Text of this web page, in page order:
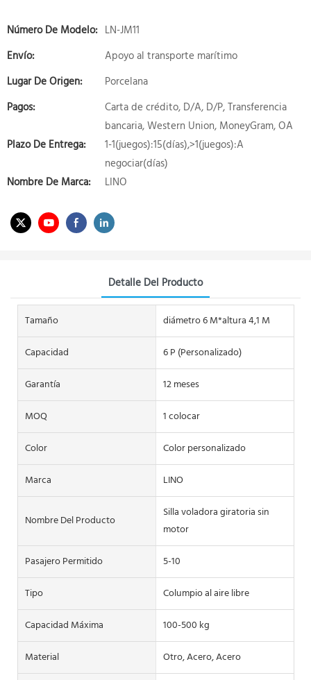
Número De Modelo: LN-JM11
Envío:
Apoyo al transporte marítimo
Lugar De Origen:
Porcelana
Pagos:
Carta de crédito, D/A, D/P, Transferencia
bancaria, Western Union, MoneyGram, OA
Plazo De Entrega:
1-1(juegos):15(días),>1(juegos):A
negociar(días)
Nombre De Marca:
LINO
Detalle Del Producto
Tamaño
diámetro 6 M*altura 4,1 M
Capacidad
6 P (Personalizado)
Garantía
12 meses
MOQ
1 colocar
Color
Color personalizado
Marca
LINO
Nombre Del Producto
Silla voladora giratoria sin
motor
Pasajero Permitido
5-10
Tipo
Columpio al aire libre
Capacidad Máxima
100-500 kg
Material
Otro, Acero, Acero